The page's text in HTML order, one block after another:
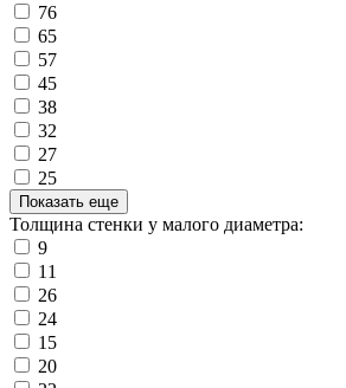
76
65
57
45
38
32
27
25
Показать еще
Толщина стенки у малого диаметра:
9
11
26
24
15
20